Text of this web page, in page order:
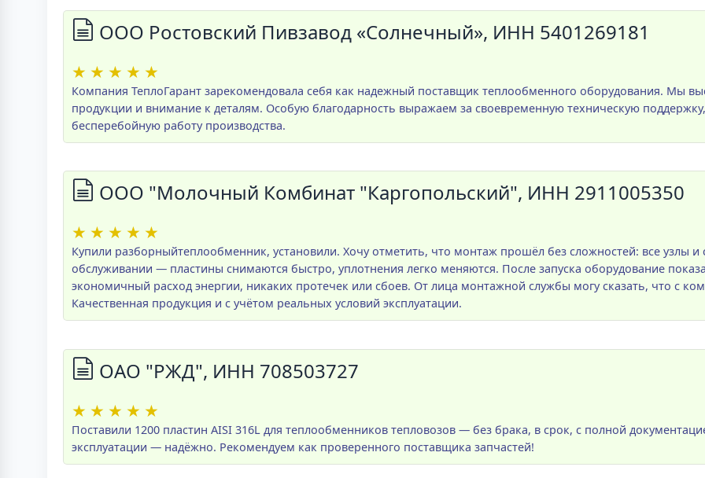
ООО Ростовский Пивзавод «Солнечный», ИНН 5401269181
★ ★ ★ ★ ★
Компания ТеплоГарант зарекомендовала себя как надежный поставщик теплообменного оборудования. Мы
продукции и внимание к деталям. Особую благодарность выражаем за своевременную техническую
бесперебойную работу производства.
ООО "Молочный Комбинат "Каргопольский", ИНН 2911005350
★ ★ ★ ★ ★
Купили разборныйтеплообменник, установили. Хочу отметить, что монтаж прошёл без сложностей: все узлы
обслуживании — пластины снимаются быстро, уплотнения легко меняются. После запуска оборудование
экономичный расход энергии, никаких протечек или сбоев. От лица монтажной службы могу сказать, что с
Качественная продукция и с учётом реальных условий эксплуатации.
ОАО "РЖД", ИНН 708503727
★ ★ ★ ★ ★
Поставили 1200 пластин AISI 316L для теплообменников тепловозов — без брака, в срок, с полной
эксплуатации — надёжно. Рекомендуем как проверенного поставщика запчастей!